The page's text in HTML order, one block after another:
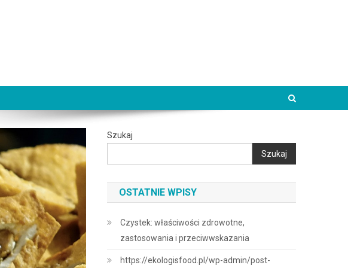
Szukaj
Szukaj
OSTATNIE WPISY
Czystek: właściwości zdrowotne,
zastosowania i przeciwwskazania
https://ekologisfood.pl/wp-admin/post-